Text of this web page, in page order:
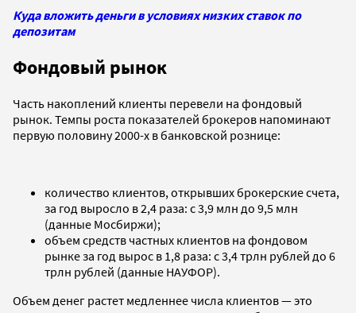
Куда вложить деньги в условиях низких ставок по
депозитам
Фондовый рынок
Часть накоплений клиенты перевели на фондовый
рынок. Темпы роста показателей брокеров напоминают
первую половину 2000-х в банковской рознице:
количество клиентов, открывших брокерские счета,
за год выросло в 2,4 раза: с 3,9 млн до 9,5 млн
(данные Мосбиржи);
объем средств частных клиентов на фондовом
рынке за год вырос в 1,8 раза: с 3,4 трлн рублей до 6
трлн рублей (данные НАУФОР).
Объем денег растет медленнее числа клиентов — это